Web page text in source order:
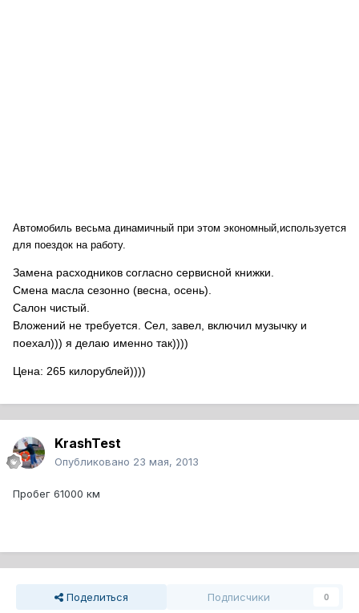
Автомобиль весьма динамичный при этом экономный,используется
для поездок на работу.
Замена расходников согласно сервисной книжки.
Смена масла сезонно (весна, осень).
Салон чистый.
Вложений не требуется. Сел, завел, включил музычку и
поехал))) я делаю именно так))))
Цена: 265 килорублей))))
KrashTest
Опубликовано 23 мая, 2013
Пробег 61000 км
Поделиться Подписчики 0